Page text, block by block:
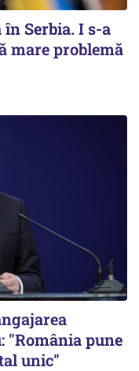
Serbia. I s-a
mare problemă
pune
unic"